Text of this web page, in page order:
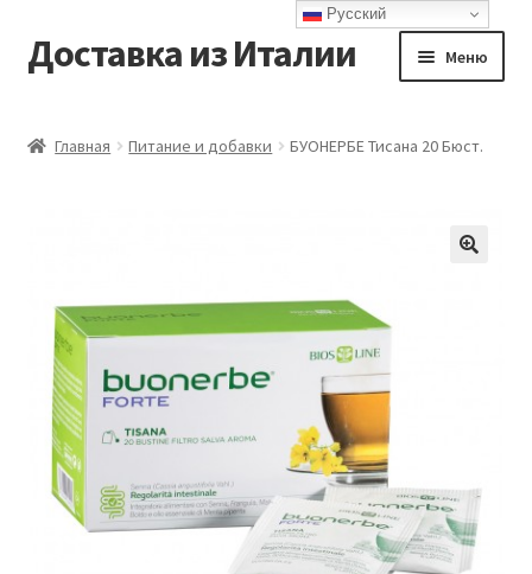
Перейти
к
Перейти
к
Доставка из Италии Меню
Корзина
Мой аккаунт
Оформление заказа
Главная Питание и добавки БУОНЕРБЕ Тисана 20 Бюст.
Русский